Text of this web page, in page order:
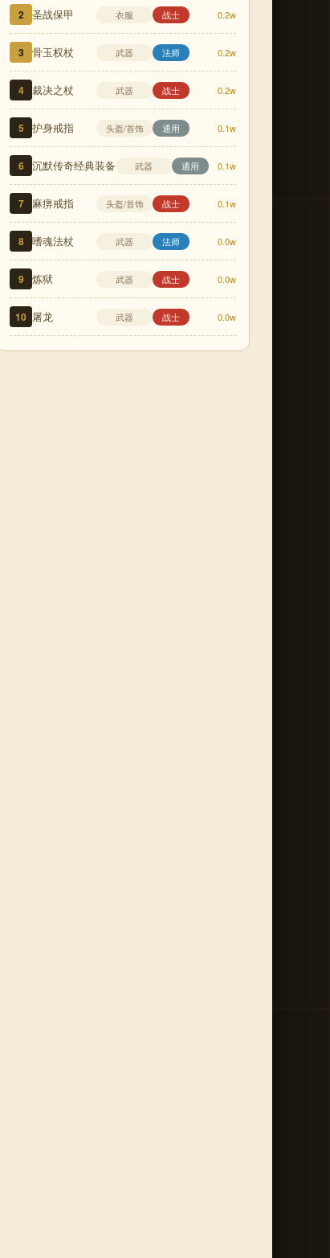
2 圣战保甲 衣服 战士 0.2w
3 骨玉权杖 武器 法师 0.2w
4 裁决之杖 武器 战士 0.2w
5 护身戒指 头盔/首饰 通用 0.1w
6 沉默传奇经典装备 武器 通用 0.1w
7 麻痹戒指 头盔/首饰 战士 0.1w
8 嗜魂法杖 武器 法师 0.0w
9 炼狱 武器 战士 0.0w
10 屠龙 武器 战士 0.0w